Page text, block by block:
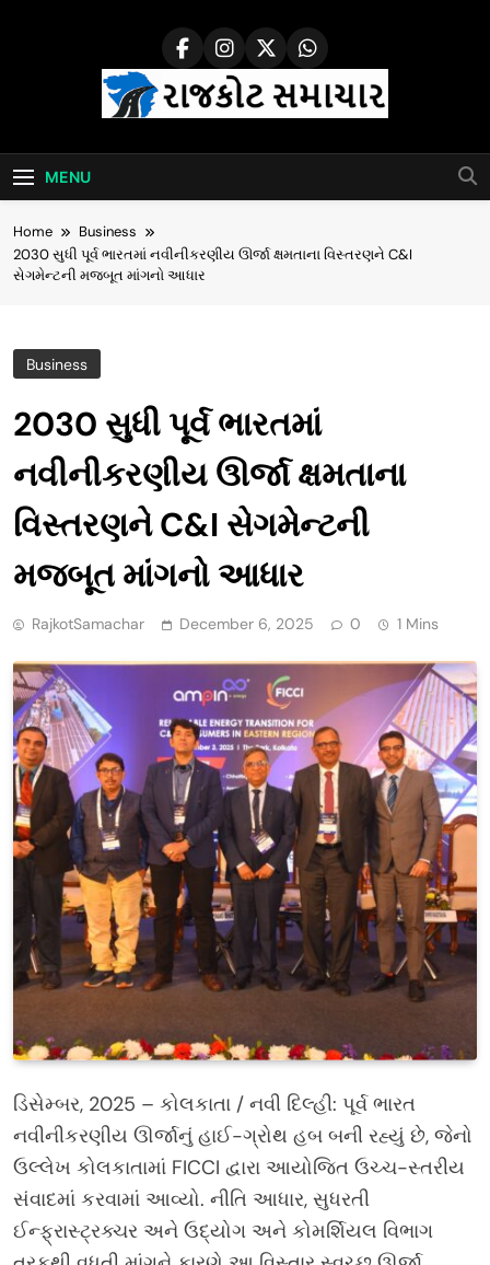
Rajkot Samachar
MENU
Home
Business
2030 સુધી પૂર્વ ભારતમાં નવીનીકરણીય ઊર્જા ક્ષમતાના વિસ્તરણને C&I
સેગમેન્ટની મજબૂત માંગનો આધાર
Business
2030 સુધી પૂર્વ ભારતમાં
નવીનીકરણીય ઊર્જા ક્ષમતાના
વિસ્તરણને C&I સેગમેન્ટની
મજબૂત માંગનો આધાર
RajkotSamachar December 6, 2025 0 1 Mins
ડિસેમ્બર, 2025 – કોલકાતા / નવી દિલ્હી: પૂર્વ ભારત
નવીનીકરણીય ઊર્જાનું હાઈ-ગ્રોથ હબ બની રહ્યું છે, જેનો
ઉલ્લેખ કોલકાતામાં FICCI દ્વારા આયોજિત ઉચ્ચ-સ્તરીય
સંવાદમાં કરવામાં આવ્યો. નીતિ આધાર, સુધરતી
ઈન્ફ્રાસ્ટ્રક્ચર અને ઉદ્યોગ અને કોમર્શિયલ વિભાગ